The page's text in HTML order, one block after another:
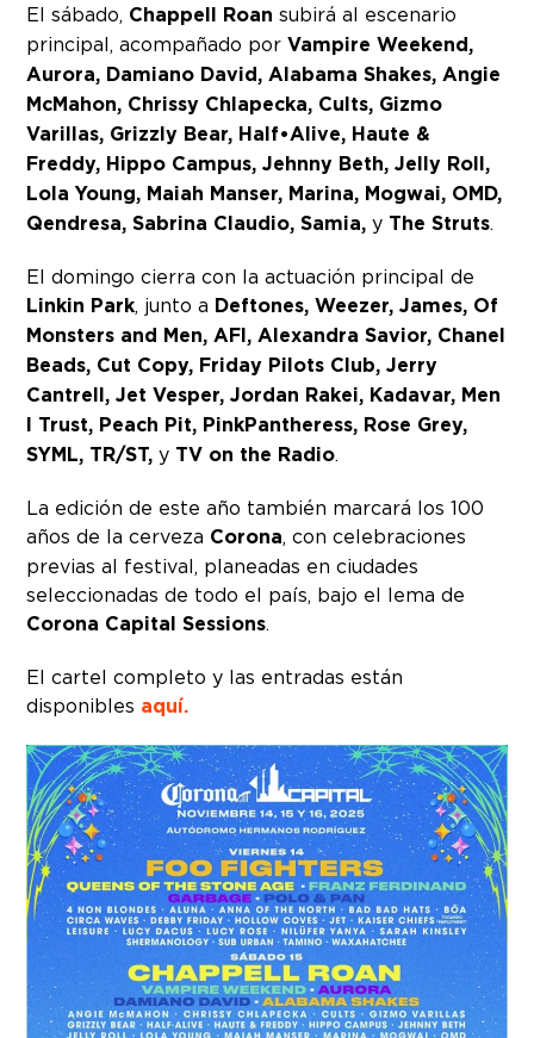
El sábado, Chappell Roan subirá al escenario
principal, acompañado porVampire Weekend,
Aurora, Damiano David, Alabama Shakes, Angie
McMahon, Chrissy Chlapecka, Cults, Gizmo
Varillas, Grizzly Bear, Half•Alive, Haute &
Freddy, Hippo Campus, Jehnny Beth, Jelly Roll,
Lola Young, Maiah Manser, Marina, Mogwai, OMD,
Qendresa, Sabrina Claudio, Samia,y The Struts.
El domingo cierra con la actuación principal de
Linkin Park, junto a Deftones, Weezer, James, Of
Monsters and Men, AFI, Alexandra Savior, Chanel
Beads, Cut Copy, Friday Pilots Club, Jerry
Cantrell, Jet Vesper, Jordan Rakei, Kadavar, Men
I Trust, Peach Pit, PinkPantheress, Rose Grey,
SYML, TR/ST,y TV on the Radio.
La edición de este año también marcará los 100
años de la cerveza Corona, con celebraciones
previas al festival, planeadas en ciudades
seleccionadas de todo el país, bajo el lema de
Corona Capital Sessions.
El cartel completo y las entradas están
disponibles aquí.